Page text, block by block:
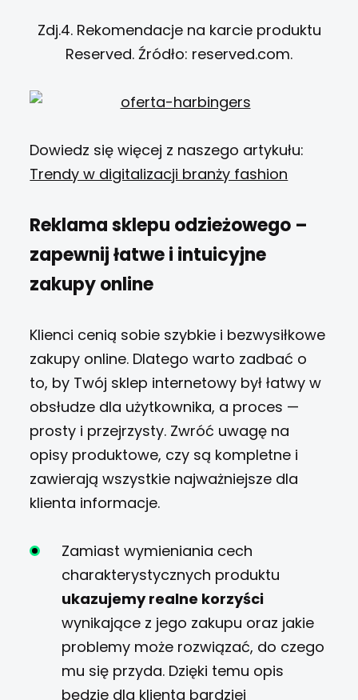
Zdj.4. Rekomendacje na karcie produktu
Reserved. Źródło: reserved.com.
Dowiedz się więcej z naszego artykułu:
Trendy w digitalizacji branży fashion
Reklama sklepu odzieżowego –
zapewnij łatwe i intuicyjne
zakupy online
Klienci cenią sobie szybkie i bezwysiłkowe
zakupy online. Dlatego warto zadbać o
to, by Twój sklep internetowy był łatwy w
obsłudze dla użytkownika, a proces —
prosty i przejrzysty. Zwróć uwagę na
opisy produktowe, czy są kompletne i
zawierają wszystkie najważniejsze dla
klienta informacje.
Zamiast wymieniania cech
charakterystycznych produktu
ukazujemy realne korzyści
wynikające z jego zakupu oraz jakie
problemy może rozwiązać, do czego
mu się przyda. Dzięki temu opis
będzie dla klienta bardziej